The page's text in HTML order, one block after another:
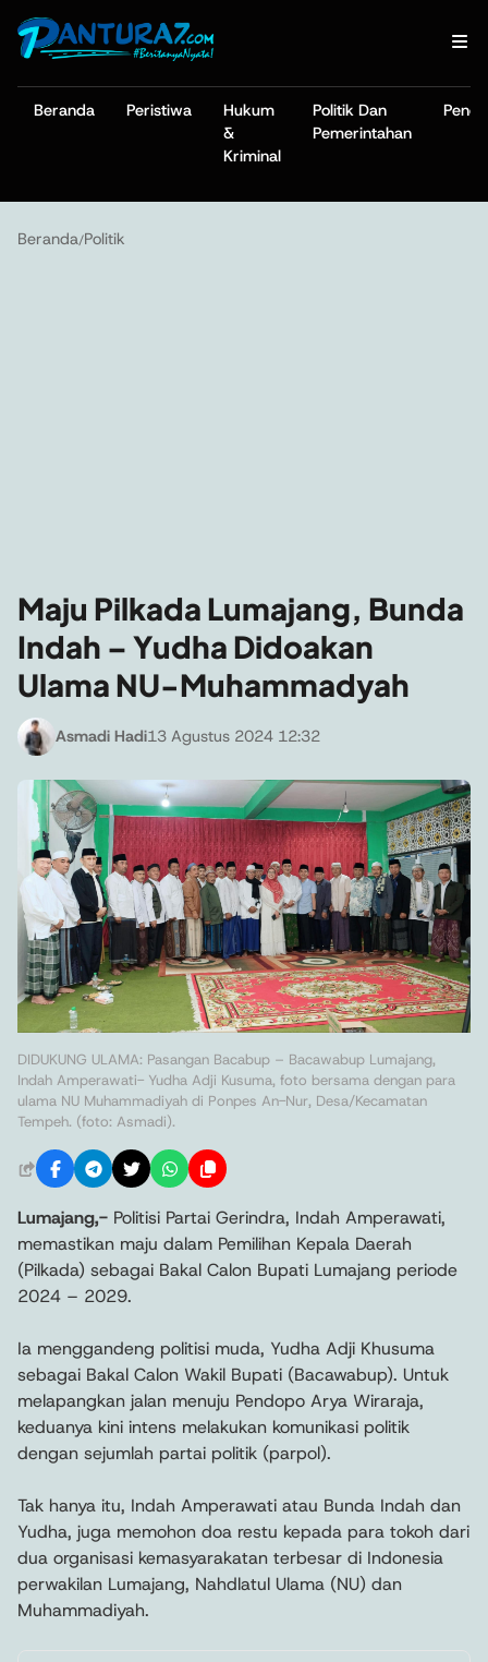
Beranda Peristiwa
Hukum
&
Kriminal
Politik Dan
Pemerintahan
Beranda/Politik
Maju Pilkada Lumajang, Bunda
Indah – Yudha Didoakan
Ulama NU-Muhammadyah
Asmadi Hadi13 Agustus 2024 12:32
DIDUKUNG ULAMA: Pasangan Bacabup – Bacawabup Lumajang,
Indah Amperawati- Yudha Adji Kusuma, foto bersama dengan para
ulama NU Muhammadiyah di Ponpes An-Nur, Desa/Kecamatan
Tempeh. (foto: Asmadi).
Lumajang,- Politisi Partai Gerindra, Indah Amperawati,
memastikan maju dalam Pemilihan Kepala Daerah
(Pilkada) sebagai Bakal Calon Bupati Lumajang periode
2024 – 2029.
Ia menggandeng politisi muda, Yudha Adji Khusuma
sebagai Bakal Calon Wakil Bupati (Bacawabup). Untuk
melapangkan jalan menuju Pendopo Arya Wiraraja,
keduanya kini intens melakukan komunikasi politik
dengan sejumlah partai politik (parpol).
Tak hanya itu, Indah Amperawati atau Bunda Indah dan
Yudha, juga memohon doa restu kepada para tokoh dari
dua organisasi kemasyarakatan terbesar di Indonesia
perwakilan Lumajang, Nahdlatul Ulama (NU) dan
Muhammadiyah.